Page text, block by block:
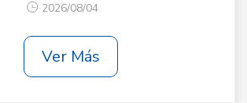
2026/08/04
Ver Más